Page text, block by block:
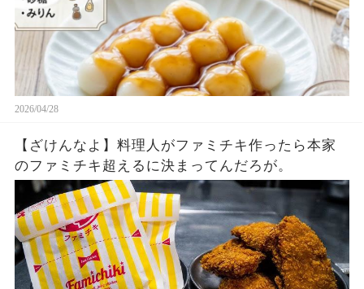
2026/04/28
【ざけんなよ】料理人がファミチキ作ったら本家
のファミチキ超えるに決まってんだろが。